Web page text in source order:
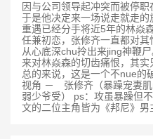
因与公司领导起冲突而被停职
于是他决定来一场说走就走
重遇已经分手将近5年的林焱
任兼初恋，张修齐一直都对
从心底深chu拎出来jing神鞭
来对林焱森的切齿痛恨，其实
总的来说，这是一个不nue
视角 － 张修齐（暴躁宠妻
弱少爷受） ps：攻虽暴躁但
文的二位主角皆为《邦尼》男